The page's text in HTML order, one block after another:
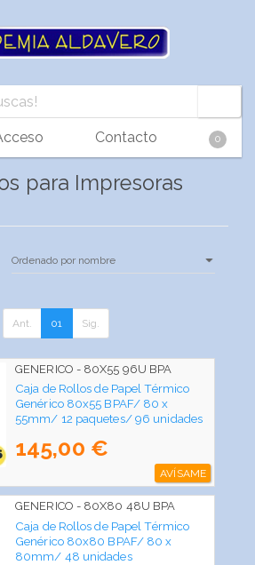
Contacto 0
para Impresoras
Ant. 01 Sig.
GENERICO - 80X55 96U BPA
Caja de Rollos de Papel Térmico
Genérico 80x55 BPAF/ 80 x
55mm/ 12 paquetes/ 96 unidades
145,00 €
AVÍSAME
GENERICO - 80X80 48U BPA
Caja de Rollos de Papel Térmico
Genérico 80x80 BPAF/ 80 x
80mm/ 48 unidades